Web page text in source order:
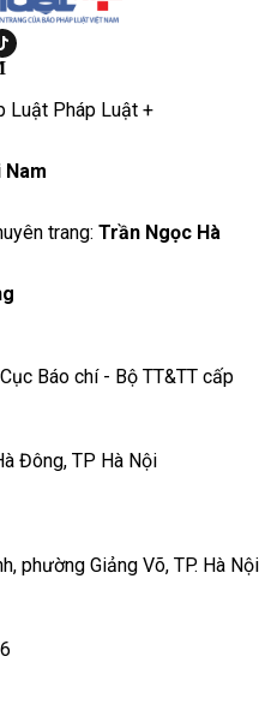
Luật Pháp Luật +
Nam
trang: Trần Ngọc Hà
Báo chí - Bộ TT&TT cấp
Đông, TP Hà Nội
phường Giảng Võ, TP. Hà Nội